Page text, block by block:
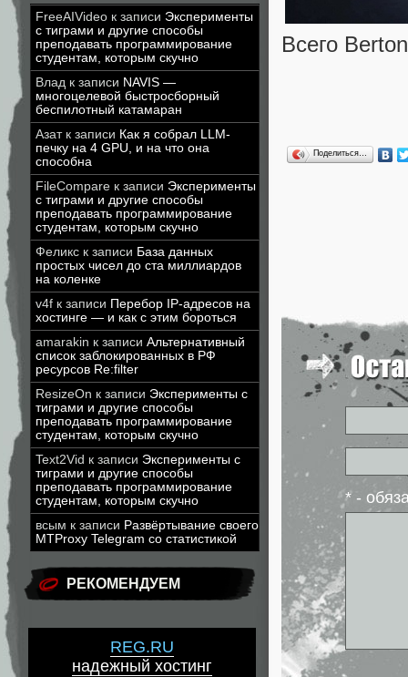
FreeAIVideo к записи Эксперименты
с тиграми и другие способы
преподавать программирование
студентам, которым скучно
Влад к записи NAVIS —
многоцелевой быстросборный
беспилотный катамаран
Азатк записи Как я собрал LLM-
печку на 4 GPU, и на что она
способна
FileCompare к записи Эксперименты
с тиграми и другие способы
преподавать программирование
студентам, которым скучно
Феликс к записи База данных
простых чисел до ста миллиардов
на коленке
v4f к записи Перебор IP-адресов на
хостинге — и как с этим бороться
amarakin к записи Альтернативный
список заблокированных в РФ
ресурсов Re:filter
ResizeOn к записи Эксперименты с
тиграми и другие способы
преподавать программирование
студентам, которым скучно
Text2Vid к записи Эксперименты с
тиграми и другие способы
преподавать программирование
студентам, которым скучно
всым к записи Развёртывание своего
MTProxy Telegram со статистикой
РЕКОМЕНДУЕМ
REG.RU
надежный хостинг
Всего
Поделиться…
* -